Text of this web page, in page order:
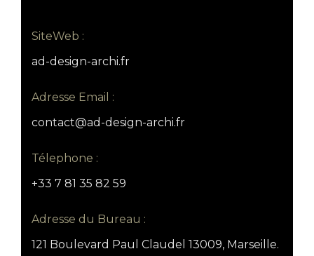
SiteWeb :
ad-design-archi.fr
Adresse Email :
contact@ad-design-archi.fr
Télephone :
+33 7 81 35 82 59
Adresse du Bureau :
121 Boulevard Paul Claudel 13009, Marseille.